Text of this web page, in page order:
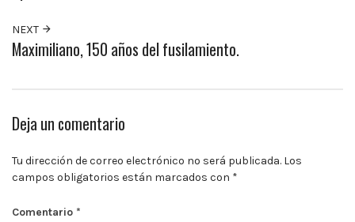
NEXT
Maximiliano, 150 años del fusilamiento.
Deja un comentario
Tu dirección de correo electrónico no será publicada. Los
campos obligatorios están marcados con *
Comentario *